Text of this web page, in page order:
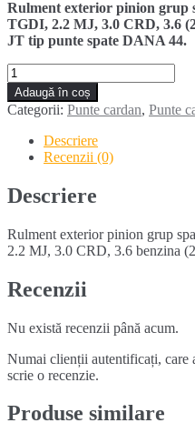
Rulment exterior pinion grup
TGDI, 2.2 MJ, 3.0 CRD, 3.6
JT tip punte spate DANA 44.
Cantitate
Rulment
exterior
pinion
grup
spate
WRANGLER
JL/JT
2024)
Adaugă în coș
Categorii: Punte cardan, Punte
Descriere
Recenzii (0)
Descriere
Rulment exterior pinion grup
2.2 MJ, 3.0 CRD, 3.6 benzina
Recenzii
Nu există recenzii până acum.
Numai clienții autentificați, care
scrie o recenzie.
Produse similare